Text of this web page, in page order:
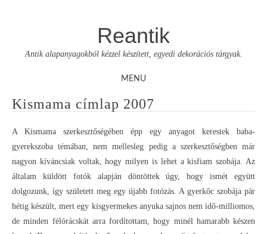
Reantik
Antik alapanyagokból kézzel készített, egyedi dekorációs tárgyak.
MENU
Skip
to
content
Kismama címlap 2007
A Kismama szerkesztőségében épp egy anyagot kerestek baba-
gyerekszoba témában, nem mellesleg pedig a szerkesztőségben már
nagyon kíváncsiak voltak, hogy milyen is lehet a kisfiam szobája. Az
általam küldött fotók alapján döntöttek úgy, hogy ismét együtt
dolgozunk, így született meg egy újabb fotózás. A gyerkőc szobája pár
hétig készült, mert egy kisgyermekes anyuka sajnos nem idő-milliomos,
de minden félórácskát arra fordítottam, hogy minél hamarabb készen